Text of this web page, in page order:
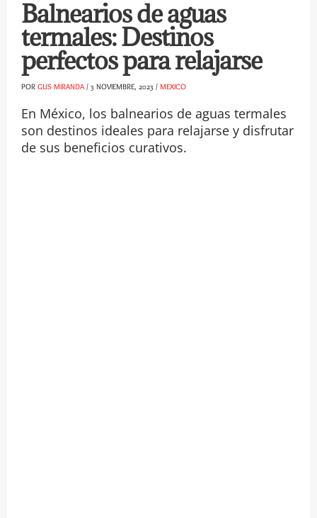
Balnearios de aguas
termales: Destinos
perfectos para relajarse
POR GUS MIRANDA / 3 NOVIEMBRE, 2023 / MEXICO
En México, los balnearios de aguas termales
son destinos ideales para relajarse y disfrutar
de sus beneficios curativos.